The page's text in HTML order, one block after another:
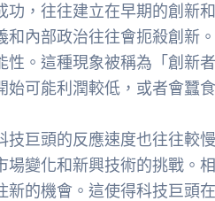
功，往往建立在早期的創新
和內部政治往往會扼殺創新
性。這種現象被稱為「創新
始可能利潤較低，或者會蠶
技巨頭的反應速度也往往較
場變化和新興技術的挑戰。
新的機會。這使得科技巨頭